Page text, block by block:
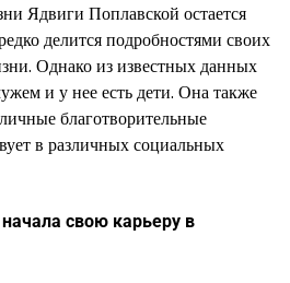
Ядвиги Поплавской остается
делится подробностями своих
Однако из известных данных
и у нее есть дети. Она также
благотворительные
в различных социальных
свою карьеру в